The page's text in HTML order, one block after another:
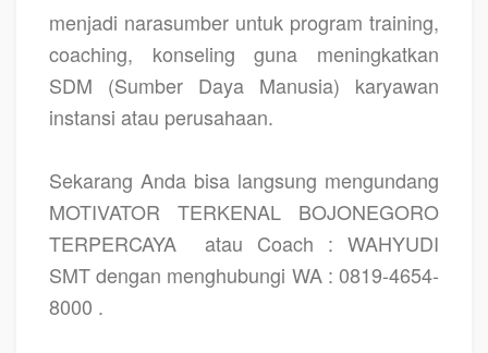
menjadi narasumber untuk program training,
coaching, konseling guna meningkatkan
SDM (Sumber Daya Manusia) karyawan
instansi atau perusahaan.
Sekarang Anda bisa langsung mengundang
MOTIVATOR TERKENAL BOJONEGORO
TERPERCAYA
atau Coach : WAHYUDI
SMT dengan menghubungi WA : 0819-4654-
8000 .